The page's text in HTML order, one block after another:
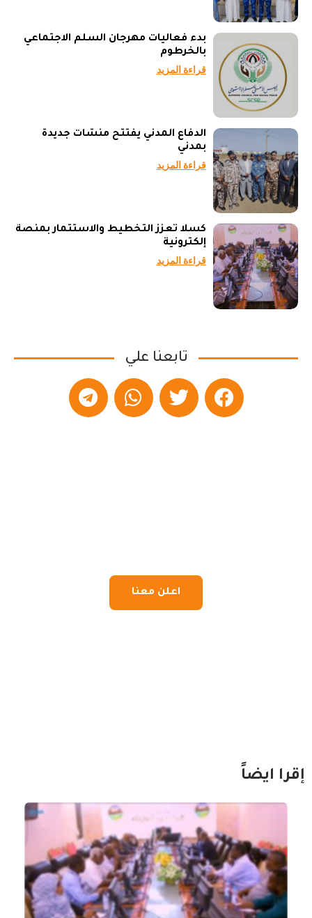
بدء فعاليات مهرجان السلم الاجتماعي
بالخرطوم
قراءة المزيد
الدفاع المدني يفتتح منشآت جديدة
بمدني
قراءة المزيد
كسلا تعزز التخطيط والاستثمار بمنصة
إلكترونية
قراءة المزيد
تابعنا علي
اعلن معنا
إقرا ايضاً